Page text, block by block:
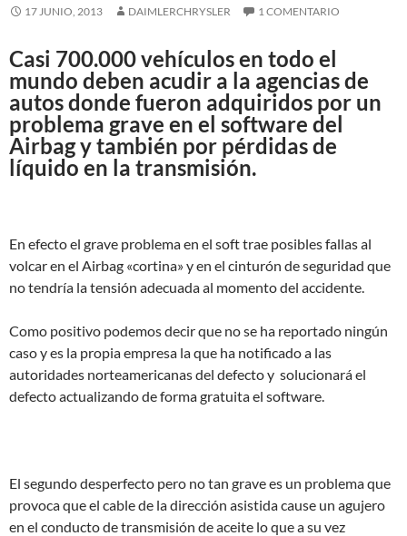
17 JUNIO, 2013 DAIMLERCHRYSLER 1 COMENTARIO
Casi 700.000 vehículos en todo el
mundo deben acudir a la agencias de
autos donde fueron adquiridos por un
problema grave en el software del
Airbag y también por pérdidas de
líquido en la transmisión.
En efecto el grave problema en el soft trae posibles fallas al
volcar en el Airbag «cortina» y en el cinturón de seguridad que
no tendría la tensión adecuada al momento del accidente.
Como positivo podemos decir que no se ha reportado ningún
caso y es la propia empresa la que ha notificado a las
autoridades norteamericanas del defecto y solucionará el
defecto actualizando de forma gratuita el software.
El segundo desperfecto pero no tan grave es un problema que
provoca que el cable de la dirección asistida cause un agujero
en el conducto de transmisión de aceite lo que a su vez